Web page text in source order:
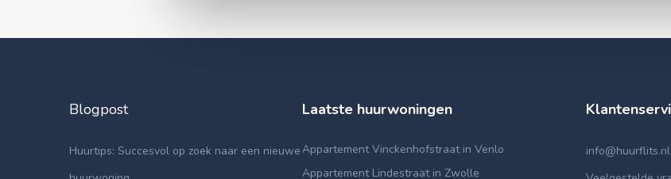
Blogpost
Huurtips: Succesvol op zoek naar een nieuwe
Laatste huurwoningen
Appartement Vinckenhofstraat in Venlo
Appartement Lindestraat in Zwolle
info@huurflits.nl